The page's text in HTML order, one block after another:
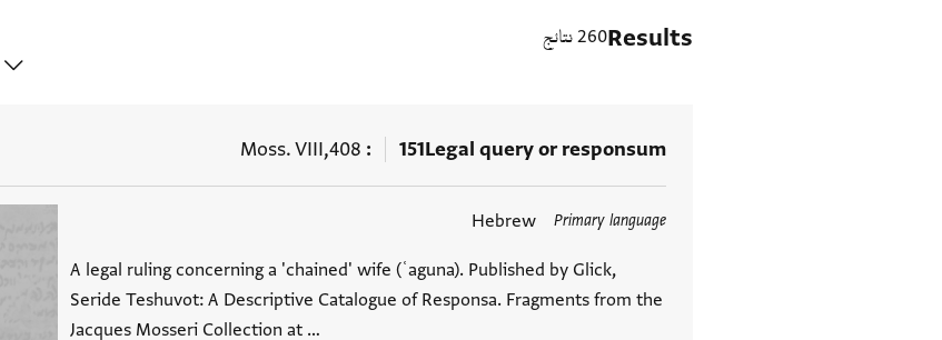
Results260 نتائج
151Legal query or responsum
Moss. VIII,408
Primary language
Hebrew
A legal ruling concerning a 'chained' wife (ʿaguna). Published by Glick,
Seride Teshuvot: A Descriptive Catalogue of Responsa. Fragments from the
Jacques Mosseri Collection at …
العلامات